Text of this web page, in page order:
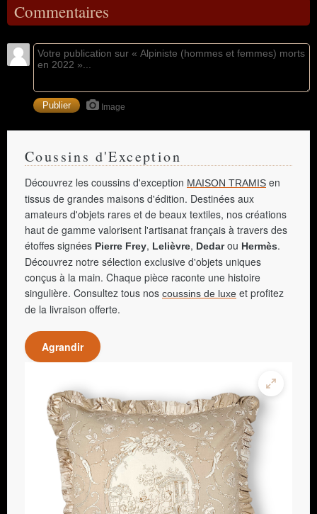
Commentaires
Image
Coussins d'Exception
Découvrez les coussins d'exception MAISON TRAMIS en
tissus de grandes maisons d'édition. Destinées aux
amateurs d'objets rares et de beaux textiles, nos créations
haut de gamme valorisent l'artisanat français à travers des
étoffes signées Pierre Frey, Lelièvre, Dedarou Hermès.
Découvrez notre sélection exclusive d'objets uniques
conçus à la main. Chaque pièce raconte une histoire
singulière. Consultez tous nos coussins de luxe et profitez
de la livraison offerte.
Agrandir